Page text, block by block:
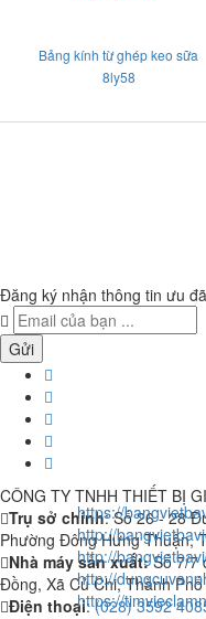
Bảng kính từ ghép keo sữa
8ly58
Đăng ký nhận thông tin ưu
Gửi
CÔNG TY TNHH THIẾT BỊ
Trụ sở chính: Số 26 - 28
Phường Đông Hưng Thuận,
Nhà máy sản xuất:Số 7/7
Đồng, Xã Củ Chi, Thành
Điện thoại:(028) 3592
https://
http://
http://
http://
https://